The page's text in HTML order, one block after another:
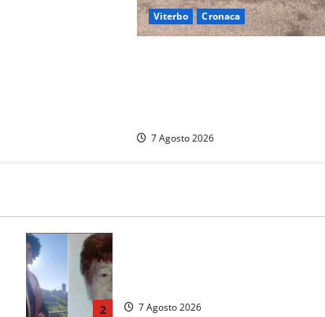
Viterbo Cronaca
7 Agosto 2026
2 7 Agosto 2026